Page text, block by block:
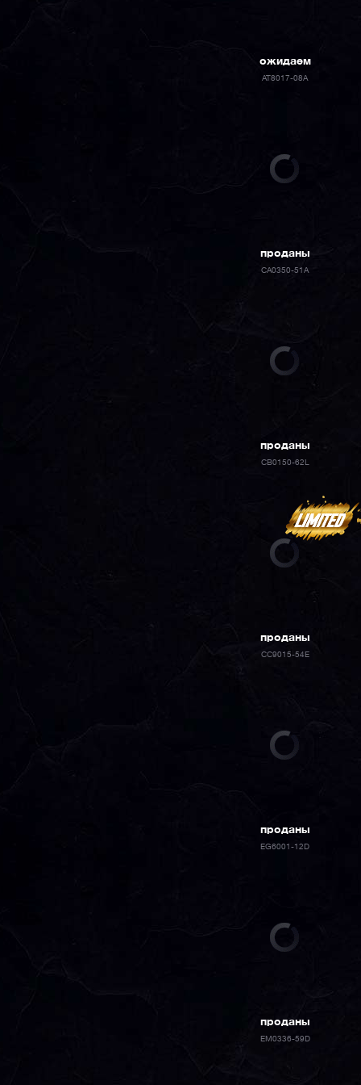
ожидаем
AT8017-08A
проданы
CA0350-51A
проданы
CB0150-62L
проданы
CC9015-54E
проданы
EG6001-12D
проданы
EM0336-59D